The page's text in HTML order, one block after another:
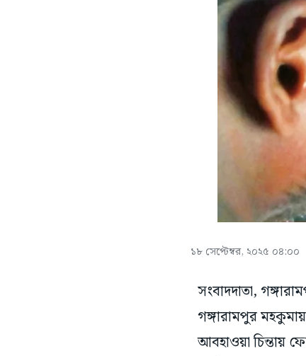
১৮ সেপ্টেম্বর, ২০২৫ ০৪:০০
সংবাদদাতা,
গঙ্গারামপুর
আবহাওয়া চিন্তায়